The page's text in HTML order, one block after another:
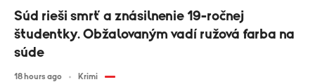
Súd rieši smrť a znásilnenie 19-ročnej
študentky. Obžalovaným vadí ružová farba na
súde
18 hours ago Krimi